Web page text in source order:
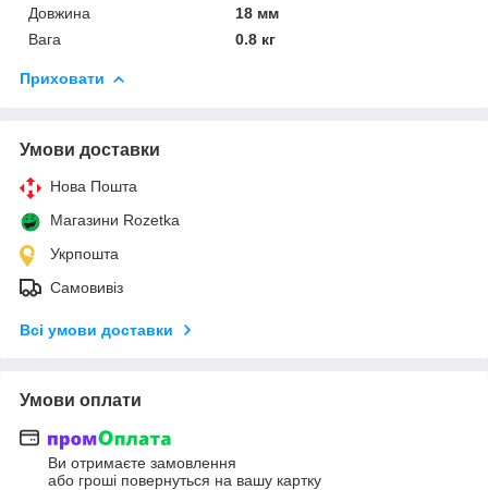
Довжина
18 мм
Вага
0.8 кг
Приховати
Умови доставки
Нова Пошта
Магазини Rozetka
Укрпошта
Самовивіз
Всі умови доставки
Умови оплати
Ви отримаєте замовлення
або гроші повернуться на вашу картку